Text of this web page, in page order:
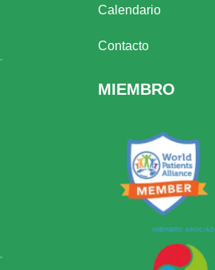
Calendario
Contacto
MIEMBRO